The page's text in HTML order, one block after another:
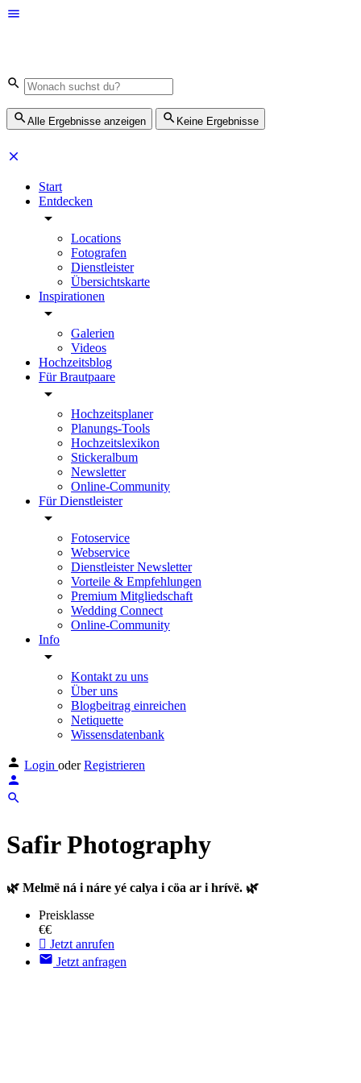
Alle Ergebnisse anzeigen Keine Ergebnisse
Start
Entdecken
Locations
Fotografen
Dienstleister
Übersichtskarte
Inspirationen
Galerien
Videos
Hochzeitsblog
Für Brautpaare
Hochzeitsplaner
Planungs-Tools
Hochzeitslexikon
Stickeralbum
Newsletter
Online-Community
Für Dienstleister
Fotoservice
Webservice
Dienstleister Newsletter
Vorteile & Empfehlungen
Premium Mitgliedschaft
Wedding Connect
Online-Community
Info
Kontakt zu uns
Über uns
Blogbeitrag einreichen
Netiquette
Wissensdatenbank
Login oder Registrieren
Safir Photography
🌿 Melmë ná i náre yé calya i cöa ar i hrívë. 🌿
Preisklasse
€€
Jetzt anrufen
Jetzt anfragen